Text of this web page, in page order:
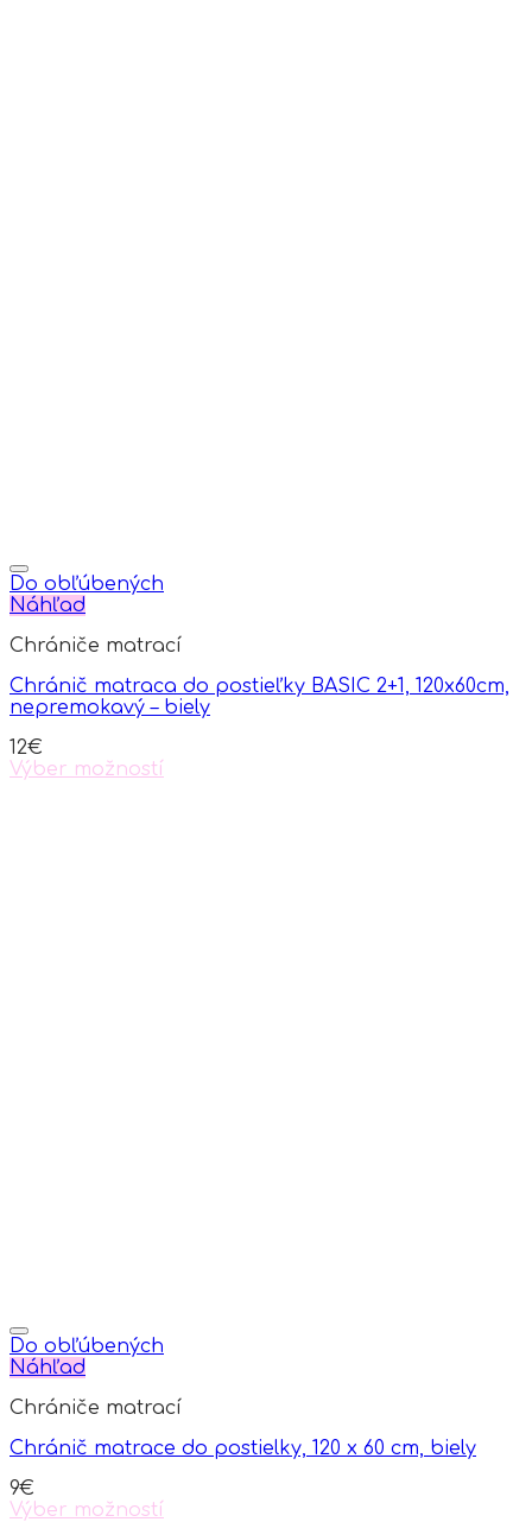
Do obľúbených
Náhľad
Chrániče matrací
Chránič matraca do postieľky BASIC 2+1, 120x60cm,
nepremokavý – biely
12€
Výber možností
Do obľúbených
Náhľad
Chrániče matrací
Chránič matrace do postielky, 120 x 60 cm, biely
9€
Výber možností